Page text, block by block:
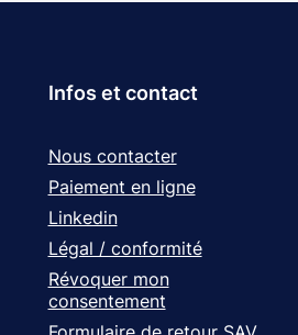
Infos et contact
Nous contacter
Paiement en ligne
Linkedin
Légal / conformité
Révoquer mon
consentement